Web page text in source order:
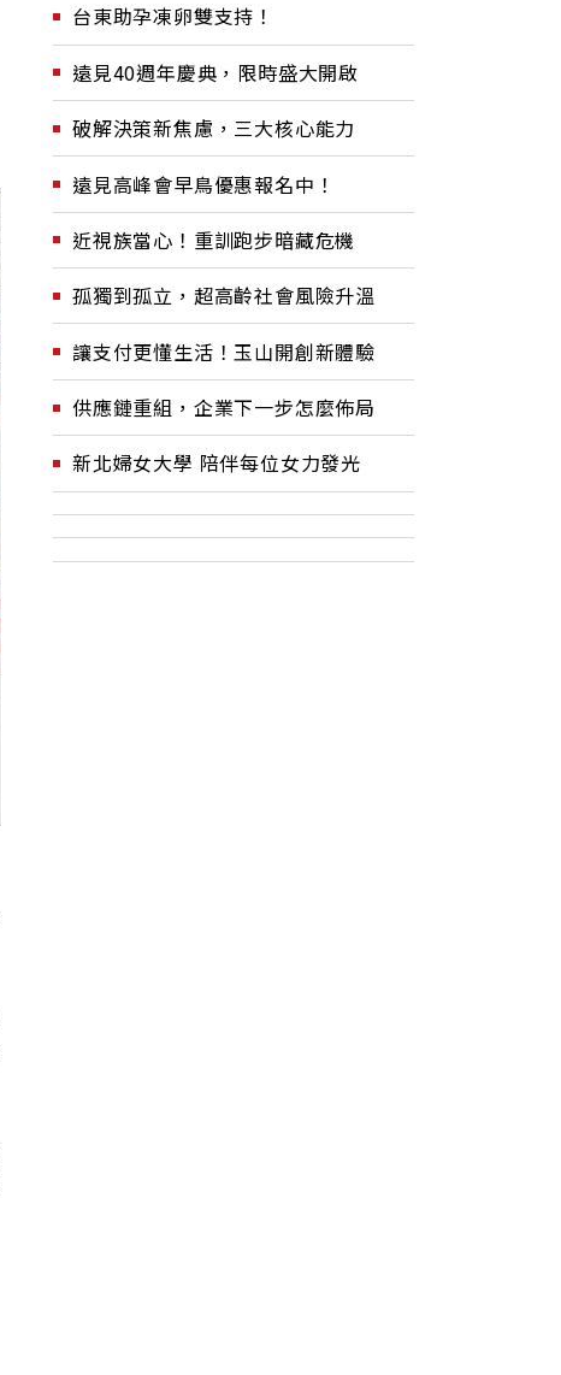
台東助孕凍卵雙支持！
遠見40週年慶典，限時盛大開啟
破解決策新焦慮，三大核心能力
遠見高峰會早鳥優惠報名中！
近視族當心！重訓跑步暗藏危機
孤獨到孤立，超高齡社會風險升溫
讓支付更懂生活！玉山開創新體驗
供應鏈重組，企業下一步怎麼佈局
新北婦女大學 陪伴每位女力發光